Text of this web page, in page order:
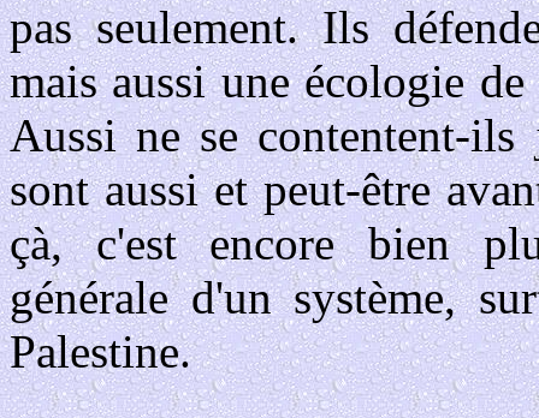
pas seulement. Ils
mais aussi une écologie
Aussi ne se contentent-
sont aussi et peut-être
çà, c'est encore bien
générale d'un système,
Palestine.